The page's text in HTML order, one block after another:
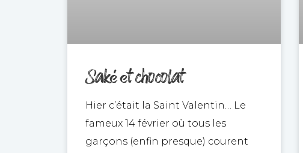
Saké et chocolat
Hier c’était la Saint Valentin… Le
fameux 14 février où tous les
garçons (enfin presque) courent